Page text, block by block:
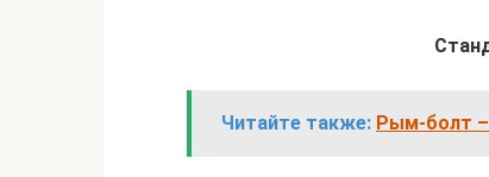
Читайте также: Рым-болт –